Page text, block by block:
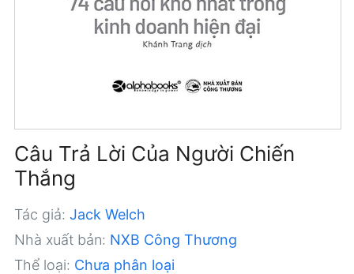
Câu Trả Lời Của Người Chiến
Thắng
Tác giả: Jack Welch
Nhà xuất bản: NXB Công Thương
Thể loại: Chưa phân loại